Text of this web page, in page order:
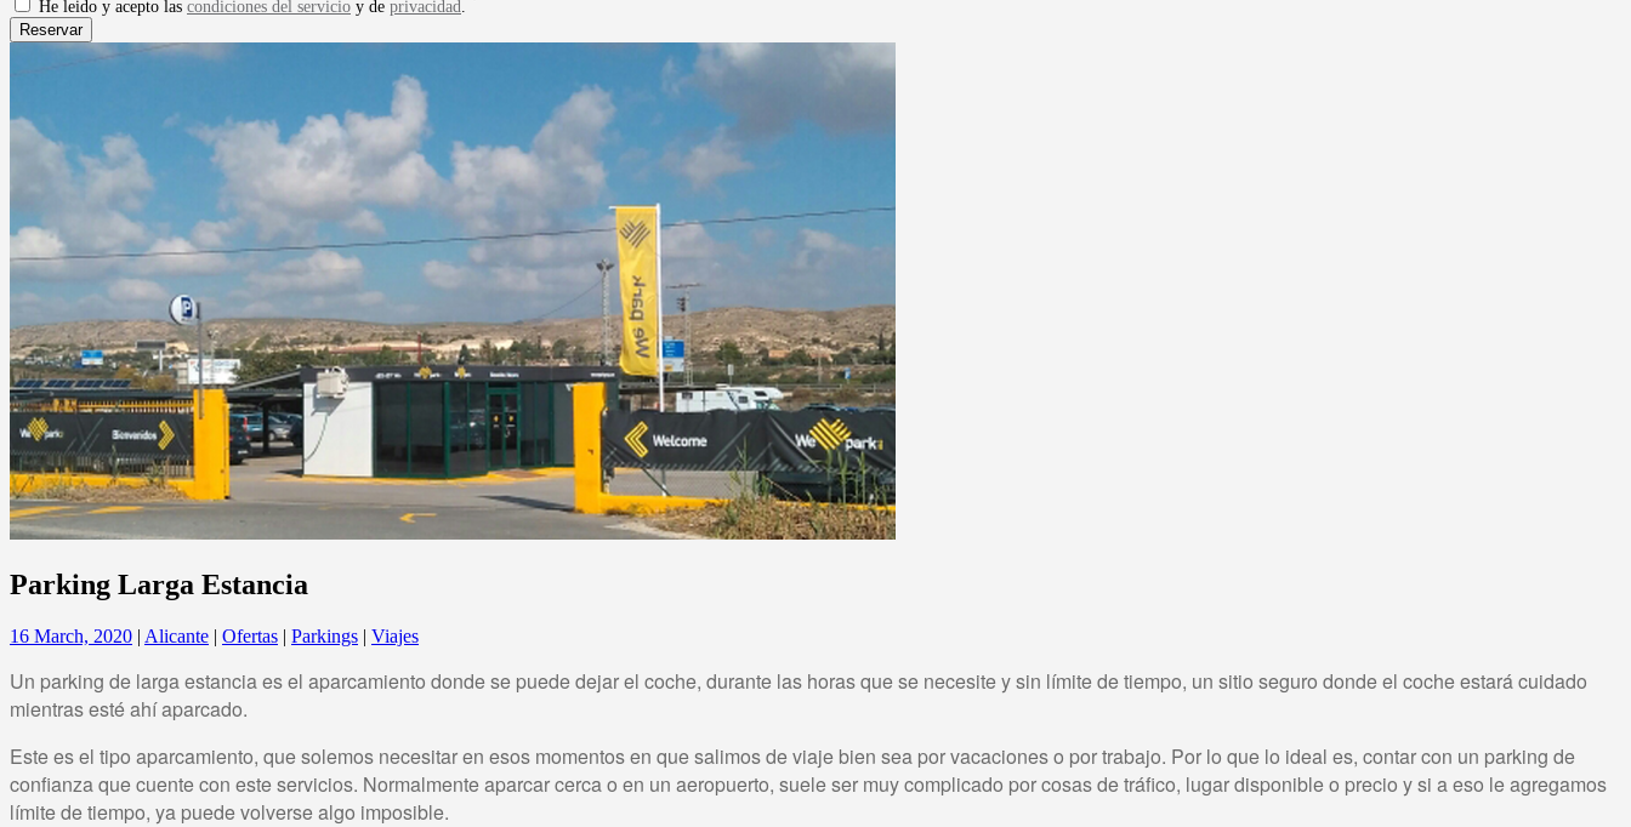
He leido y acepto las condiciones del servicio y de privacidad.
Parking Larga Estancia
16 March, 2020 | Alicante | Ofertas | Parkings | Viajes
Un parking de larga estancia es el aparcamiento donde se puede dejar el coche, durante las horas que se necesite y sin límite de tiempo, un sitio seguro donde el coche estará cuidado
mientras esté ahí aparcado.
Este es el tipo aparcamiento, que solemos necesitar en esos momentos en que salimos de viaje bien sea por vacaciones o por trabajo. Por lo que lo ideal es, contar con un parking de
confianza que cuente con este servicios. Normalmente aparcar cerca o en un aeropuerto, suele ser muy complicado por cosas de tráfico, lugar disponible o precio y si a eso le agregamos
límite de tiempo, ya puede volverse algo imposible.